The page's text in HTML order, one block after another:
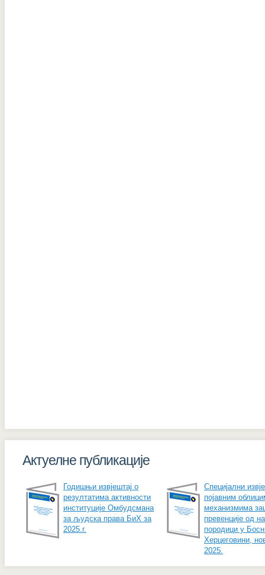
Актуелне публикације
Годишњи извјештај о
резултатима активности
институције Омбудсмана
за људска права БиХ за
2025.г.
Специјални
појавним
механизмима
превенције од
породици у
Херцеговини,
2025.